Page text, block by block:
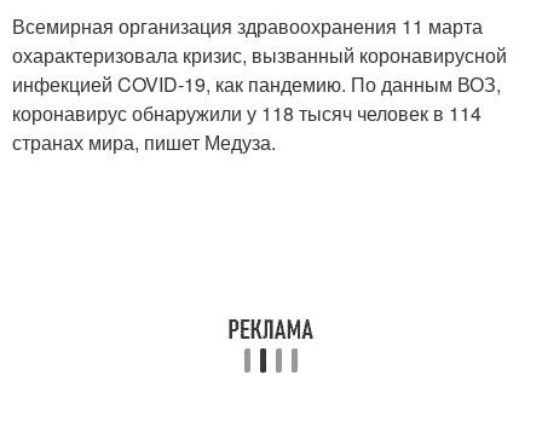
Всемирная организация здравоохранения 11 марта
охарактеризовала кризис, вызванный коронавирусной
инфекцией COVID-19, как пандемию. По данным ВОЗ,
коронавирус обнаружили у 118 тысяч человек в 114
странах мира, пишет Медуза.